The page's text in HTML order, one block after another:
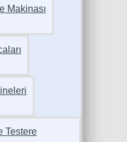
Makinası
Testere